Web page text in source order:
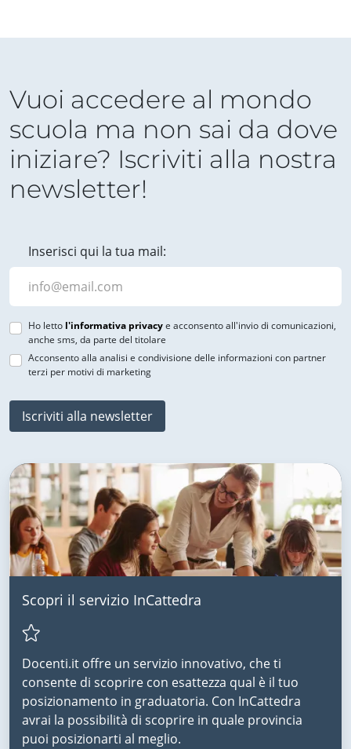
Vuoi accedere al mondo
scuola ma non sai da dove
iniziare? Iscriviti alla nostra
newsletter!
Inserisci qui la tua mail:
Ho letto l'informativa privacye acconsento all'invio di comunicazioni,
anche sms, da parte del titolare
Acconsento alla analisi e condivisione delle informazioni con partner
terzi per motivi di marketing
Iscriviti alla newsletter
Scopri il servizio InCattedra
Docenti.it offre un servizio innovativo, che ti
consente di scoprire con esattezza qual è il tuo
posizionamento in graduatoria. Con InCattedra
avrai la possibilità di scoprire in quale provincia
puoi posizionarti al meglio.